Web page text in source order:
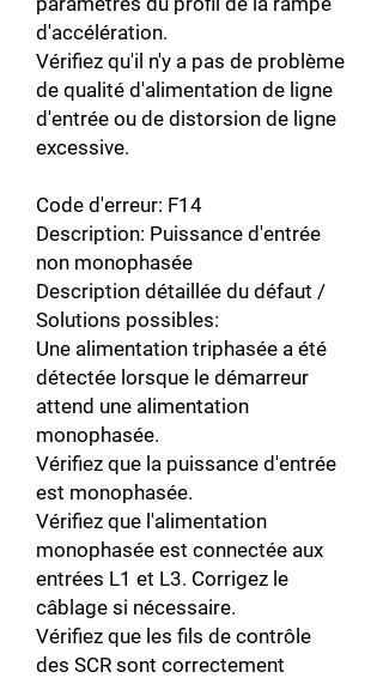
d'accélération.
Vérifiez qu'il n'y a pas de problème
de qualité d'alimentation de ligne
d'entrée ou de distorsion de ligne
excessive.
Code d'erreur: F14
Description: Puissance d'entrée
non monophasée
Description détaillée du défaut /
Solutions possibles:
Une alimentation triphasée a été
détectée lorsque le démarreur
attend une alimentation
monophasée.
Vérifiez que la puissance d'entrée
est monophasée.
Vérifiez que l'alimentation
monophasée est connectée aux
entrées L1 et L3. Corrigez le
câblage si nécessaire.
Vérifiez que les fils de contrôle
des SCR sont correctement